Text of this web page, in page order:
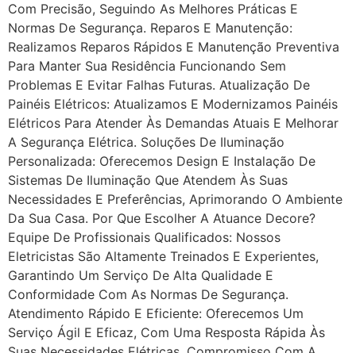
Com Precisão, Seguindo As Melhores Práticas E
Normas De Segurança. Reparos E Manutenção:
Realizamos Reparos Rápidos E Manutenção Preventiva
Para Manter Sua Residência Funcionando Sem
Problemas E Evitar Falhas Futuras. Atualização De
Painéis Elétricos: Atualizamos E Modernizamos Painéis
Elétricos Para Atender Às Demandas Atuais E Melhorar
A Segurança Elétrica. Soluções De Iluminação
Personalizada: Oferecemos Design E Instalação De
Sistemas De Iluminação Que Atendem Às Suas
Necessidades E Preferências, Aprimorando O Ambiente
Da Sua Casa. Por Que Escolher A Atuance Decore?
Equipe De Profissionais Qualificados: Nossos
Eletricistas São Altamente Treinados E Experientes,
Garantindo Um Serviço De Alta Qualidade E
Conformidade Com As Normas De Segurança.
Atendimento Rápido E Eficiente: Oferecemos Um
Serviço Ágil E Eficaz, Com Uma Resposta Rápida Às